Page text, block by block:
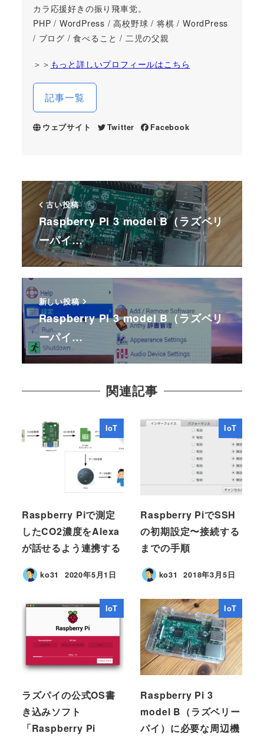
カラ応援好きの振り飛車党。
PHP / WordPress / 高校野球 / 将棋 / WordPress
/ ブログ / 食べること / 二児の父親
＞＞ もっと詳しいプロフィールはこちら
記事一覧
ウェブサイト Twitter Facebook
古い投稿
Raspberry Pi 3 model B（ラズベリ
ーパイ…
新しい投稿
Raspberry Pi 3 model B（ラズベリ
ーパイ…
関連記事
IoT
Raspberry Piで測定
したCO2濃度をAlexa
が話せるよう連携する
ko31 2020年5月1日
IoT
Raspberry PiでSSH
の初期設定〜接続する
までの手順
ko31 2018年3月5日
IoT
ラズパイの公式OS書
き込みソフト
「Raspberry Pi
IoT
Raspberry Pi 3
model B（ラズベリー
パイ）に必要な周辺機